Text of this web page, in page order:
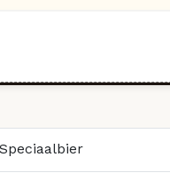
Speciaalbier